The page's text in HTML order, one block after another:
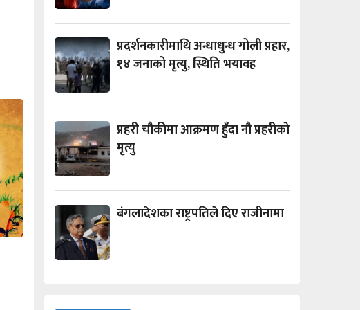
प्रदर्शनकारीमाथि अन्धाधुन्ध गोली प्रहार,
१४ जनाको मृत्यु, स्थिति भयावह
प्रहरी चौकीमा आक्रमण हुँदा नौ प्रहरीको
मृत्यु
बंगलादेशका राष्ट्रपतिले दिए राजीनामा